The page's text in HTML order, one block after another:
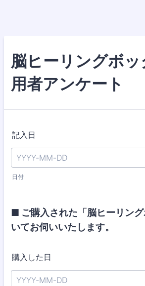
脳ヒーリングボッ
用者アンケート
記入日
日付
■ ご購入された「脳ヒーリン
いてお伺いいたします。
購入した日